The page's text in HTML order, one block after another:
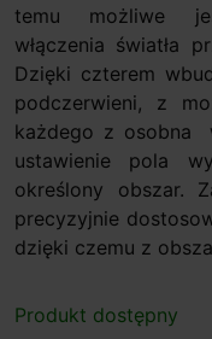
temu możliwe
włączenia światła
Dzięki czterem
podczerwieni, z
każdego z osobna
ustawienie pola
określony obszar.
precyzyjnie
dzięki czemu z
Produkt dostępny